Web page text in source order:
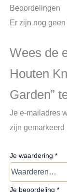
Beoordelingen
Er zijn nog
Wees de
Houten
Garden”
Je e-mailadres
zijn gemarkeerd
Je waardering *
Je beoordeling *